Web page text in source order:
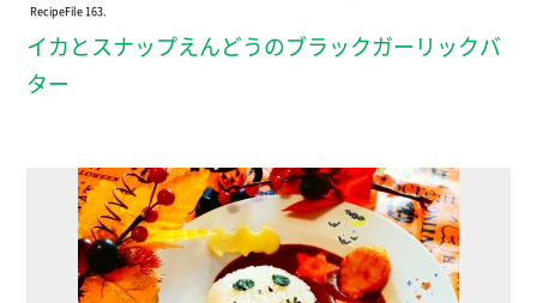
RecipeFile 163.
イカとスナップえんどうのブラックガーリックバ
ター